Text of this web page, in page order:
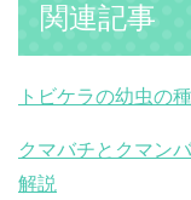
関連記事
トビケラの幼虫の
クマバチとクマン
解説